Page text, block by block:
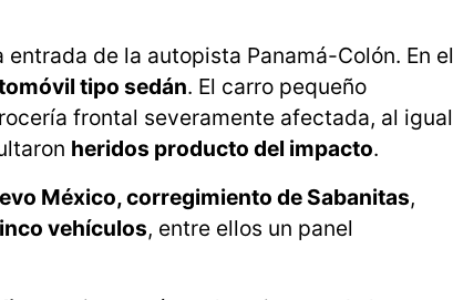
entrada de la autopista Panamá-Colón. En el
tipo sedán. El carro pequeño
frontal severamente afectada, al igual
heridos producto del impacto.
México, corregimiento de Sabanitas,
vehículos, entre ellos un panel